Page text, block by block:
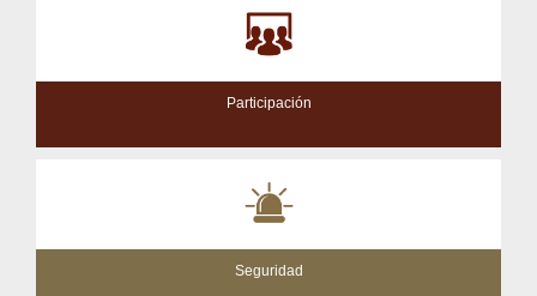
Participación
Seguridad